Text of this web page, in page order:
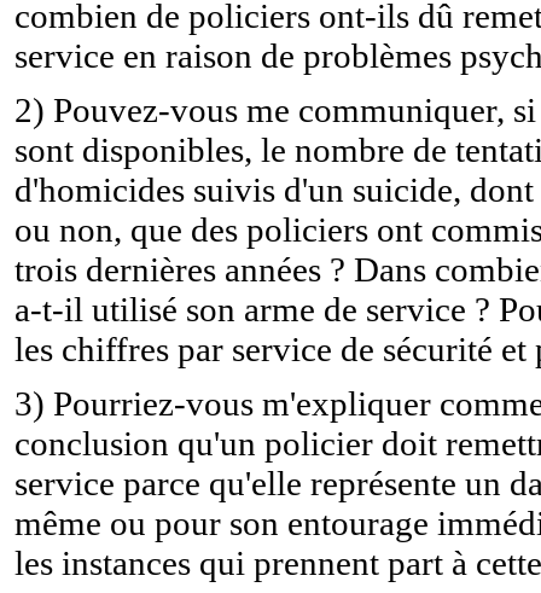
combien de policiers ont-ils dû
service en raison de problèmes
2) Pouvez-vous me communiquer,
sont disponibles, le nombre de
d'homicides suivis d'un suicide, dont
ou non, que des policiers ont
trois dernières années ? Dans
a-t-il utilisé son arme de service ?
les chiffres par service de sécurité et
3) Pourriez-vous m'expliquer
conclusion qu'un policier doit
service parce qu'elle représente un
même ou pour son entourage
les instances qui prennent part à